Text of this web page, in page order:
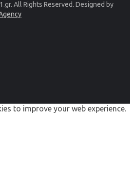
All Rights Reserved. Designed by
to improve your web experience.